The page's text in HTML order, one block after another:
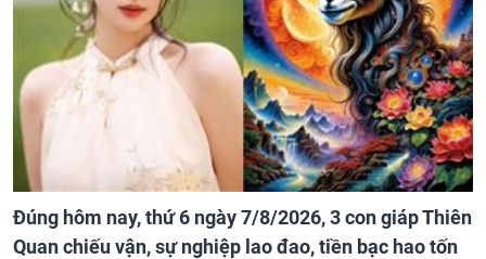
Đúng hôm nay, thứ 6 ngày 7/8/2026, 3 con giáp Thiên
Quan chiếu vận, sự nghiệp lao đao, tiền bạc hao tốn